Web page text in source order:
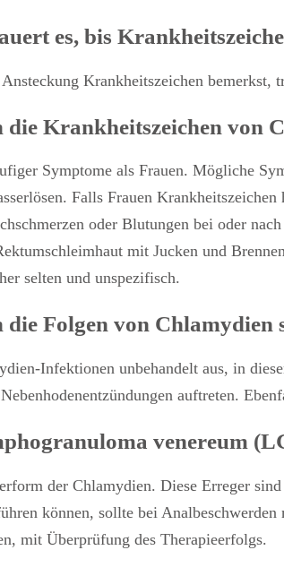
es, bis
Krankheitszeichen bemerkst,
die Krankheitszeichen von
Symptome als Frauen. Mögliche
Falls Frauen
oder Blutungen bei oder
mit Jucken und
selten und unspezifisch.
die Folgen von Chlamydien
Infektionen unbehandelt aus, in
auftreten.
venereum
der Chlamydien. Diese Erreger
können, sollte bei Analbeschwerden
mit Überprüfung des Therapieerfolgs.